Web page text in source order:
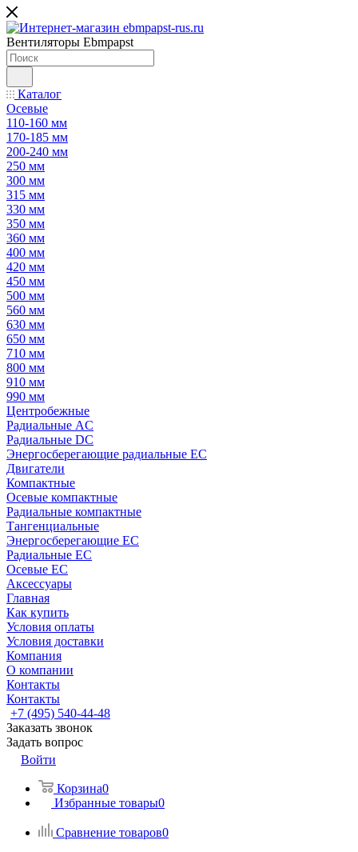
Вентиляторы Ebmpapst
Каталог
Осевые
110-160 мм
170-185 мм
200-240 мм
250 мм
300 мм
315 мм
330 мм
350 мм
360 мм
400 мм
420 мм
450 мм
500 мм
560 мм
630 мм
650 мм
710 мм
800 мм
910 мм
990 мм
Центробежные
Радиальные AC
Радиальные DC
Энергосберегающие радиальные EC
Двигатели
Компактные
Осевые компактные
Радиальные компактные
Тангенциальные
Энергосберегающие EC
Радиальные EC
Осевые EC
Аксессуары
Главная
Как купить
Условия оплаты
Условия доставки
Компания
О компании
Контакты
Контакты
+7 (495) 540-44-48
Заказать звонок
Задать вопрос
Войти
Корзина0
Избранные товары0
Сравнение товаров0